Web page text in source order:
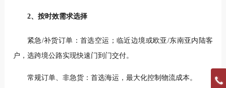
2、按时效需求选择
紧急/补货订单：首选空运；临近边境或欧亚/东南亚内陆客
户，选跨境公路实现快速门到门交付。
常规订单、非急货：首选海运，最大化控制物流成本。